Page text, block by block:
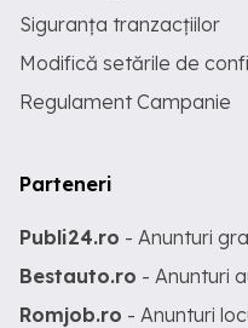
Siguranța tranzacțiilor
Modifică setările de
Regulament Campanie
Parteneri
Publi24.ro - Anunturi
Bestauto.ro - Anunturi
Romjob.ro - Anunturi